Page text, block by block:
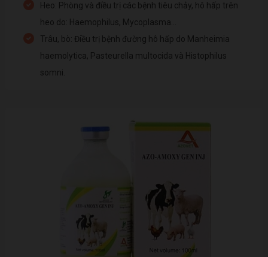
Heo: Phòng và điều trị các bệnh tiêu chảy, hô hấp trên
heo do: Haemophilus, Mycoplasma...
Trâu, bò: Điều trị bệnh đường hô hấp do Manheimia
haemolytica, Pasteurella multocida và Histophilus
somni.